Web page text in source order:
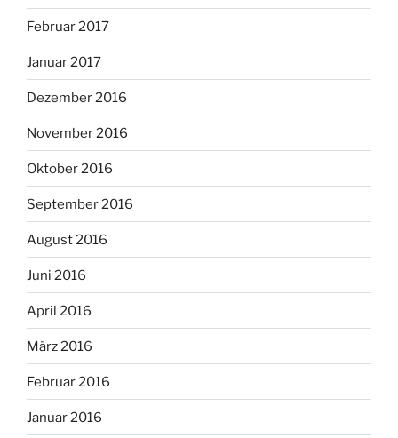
Februar 2017
Januar 2017
Dezember 2016
November 2016
Oktober 2016
September 2016
August 2016
Juni 2016
April 2016
März 2016
Februar 2016
Januar 2016